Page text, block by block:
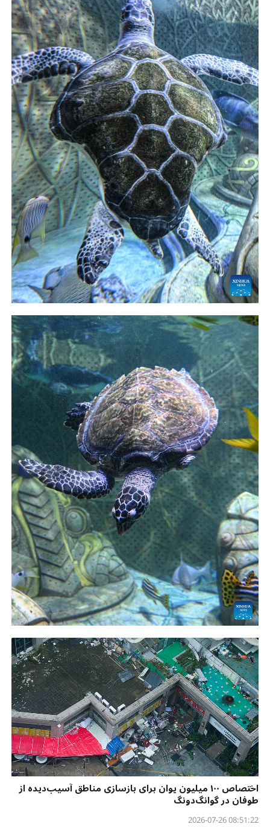
اختصاص ۱۰۰ میلیون یوان برای بازسازی مناطق آسیب‌دیده از
طوفان در گوانگ‌دونگ
08:51:22 2026-07-26